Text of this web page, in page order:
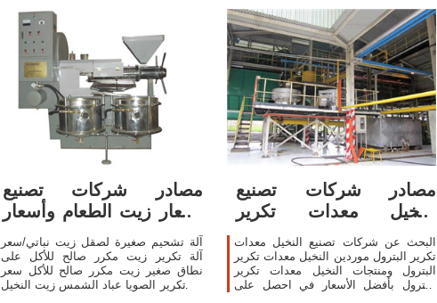
مصادر شركات تصنيع
أسعار زيت الطعام وأسعار
زيت
آلة تشحيم صغيرة لصقل زيت نباتي/سعر
آلة تكرير زيت مكرر صالح للأكل على
نطاق صغير زيت مكرر صالح للأكل سعر
آلة تكرير الصويا عباد الشمس زيت النخيل
مصادر شركات تصنيع
النخيل معدات تكرير
البترول
البحث عن شركات تصنيع النخيل معدات
تكرير البترول موردين النخيل معدات تكرير
البترول ومنتجات النخيل معدات تكرير
البترول بأفضل الأسعار في احصل على